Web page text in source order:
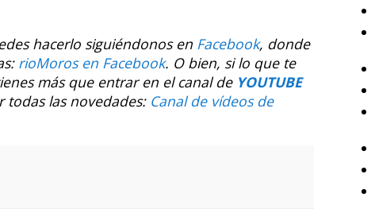
hacerlo siguiéndonos en Facebook, donde
rioMoros en Facebook. O bien, si lo que te
más que entrar en el canal de YOUTUBE
todas las novedades: Canal de vídeos de